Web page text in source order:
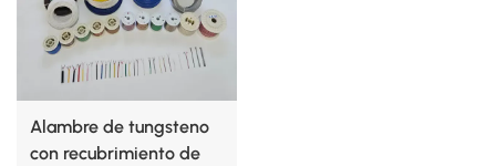
Alambre de tungsteno
con recubrimiento de